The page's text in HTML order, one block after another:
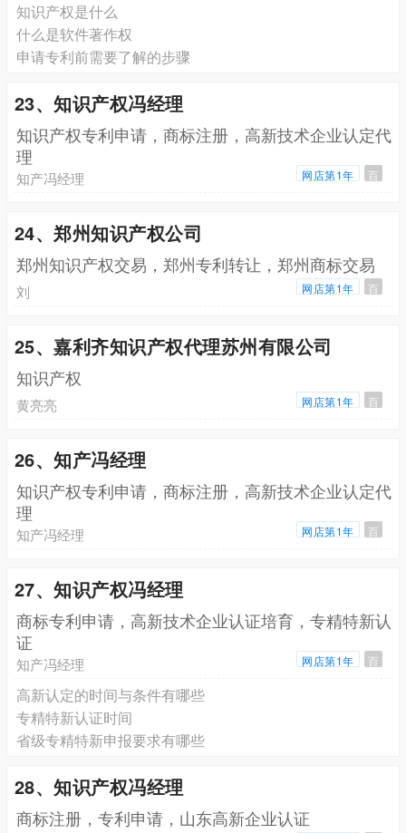
知识产权是什么
什么是软件著作权
申请专利前需要了解的步骤
23、知识产权冯经理
知识产权专利申请，商标注册，高新技术企业认定代
理
知产冯经理 网店第1年 百
24、郑州知识产权公司
郑州知识产权交易，郑州专利转让，郑州商标交易
刘 网店第1年 百
25、嘉利齐知识产权代理苏州有限公司
知识产权
黄亮亮 网店第1年 百
26、知产冯经理
知识产权专利申请，商标注册，高新技术企业认定代
理
知产冯经理 网店第1年 百
27、知识产权冯经理
商标专利申请，高新技术企业认证培育，专精特新认
证
知产冯经理 网店第1年 百
高新认定的时间与条件有哪些
专精特新认证时间
省级专精特新申报要求有哪些
28、知识产权冯经理
商标注册，专利申请，山东高新企业认证